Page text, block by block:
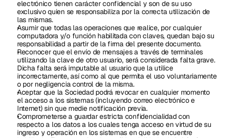
electrónico tienen carácter confidencial y son de su uso
exclusivo quien se responsabiliza por la correcta utilización de
las mismas.
Asumir que todas las operaciones que realice, por cualquier
computadora y/o función habilitada con claves, quedan bajo su
responsabilidad a partir de la firma del presente documento.
Reconocer que el envío de mensajes a través de terminales
utilizando la clave de otro usuario, será considerada falta grave.
Dicha falta será imputable al usuario que la utilice
incorrectamente, así como al que permita el uso voluntariamente
o por negligencia control de la misma.
Aceptar que la Sociedad podrá revocar en cualquier momento
el acceso a los sistemas (incluyendo correo electrónico e
Internet) sin que medie notificación previa.
Comprometerse a guardar estricta confidencialidad con
respecto a los datos a los cuales tenga acceso en virtud de su
ingreso y operación en los sistemas en que se encuentre